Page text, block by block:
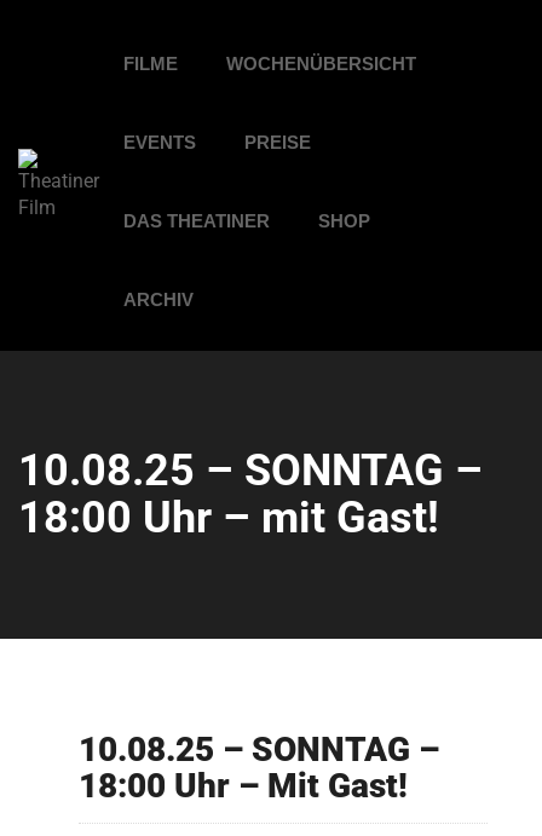
FILME WOCHENÜBERSICHT
EVENTS PREISE
DAS THEATINER SHOP
ARCHIV
10.08.25 – SONNTAG –
18:00 Uhr – mit Gast!
10.08.25 – SONNTAG –
18:00 Uhr – Mit Gast!